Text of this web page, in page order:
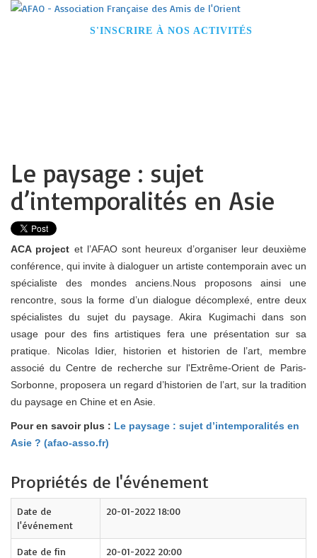
S'INSCRIRE À NOS ACTIVITÉS
Le paysage : sujet
d’intemporalités en Asie
ACA project et l’AFAO sont heureux d’organiser leur deuxième
conférence, qui invite à dialoguer un artiste contemporain avec un
spécialiste des mondes anciens. Nous proposons ainsi une
rencontre, sous la forme d’un dialogue décomplexé, entre deux
spécialistes du sujet du paysage. Akira Kugimachi dans son
usage pour des fins artistiques fera une présentation sur sa
pratique. Nicolas Idier, historien et historien de l’art, membre
associé du Centre de recherche sur l'Extrême-Orient de Paris-
Sorbonne, proposera un regard d’historien de l’art, sur la tradition
du paysage en Chine et en Asie.
Pour en savoir plus : Le paysage : sujet d’intemporalités en
Asie ? (afao-asso.fr)
Propriétés de l'événement
Date de
l'événement
20-01-2022 18:00
Date de fin 20-01-2022 20:00